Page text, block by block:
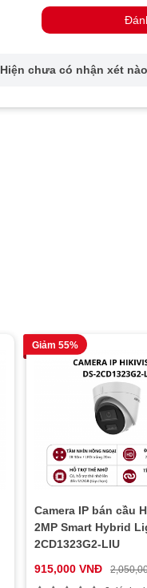
Hiện chưa có nhận xét
Giảm 55%
Camera IP bán cầu
2MP Smart Hybrid
2CD1323G2-LIU
915,000 VNĐ